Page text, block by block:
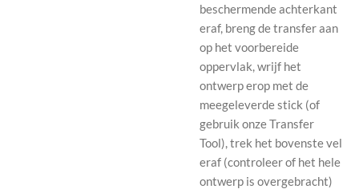
beschermende achterkant
eraf, breng de transfer aan
op het voorbereide
oppervlak, wrijf het
ontwerp erop met de
meegeleverde stick (of
gebruik onze Transfer
Tool), trek het bovenste vel
eraf (controleer of het hele
ontwerp is overgebracht)